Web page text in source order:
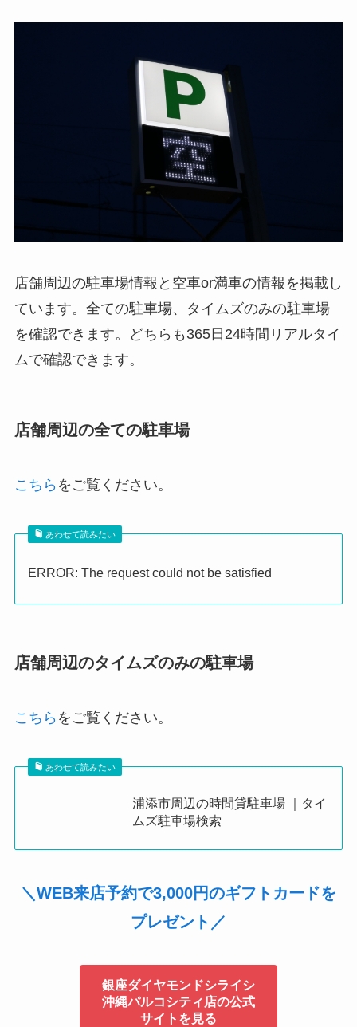
店舗周辺の駐車場情報と空車or満車の情報を掲載し
ています。全ての駐車場、タイムズのみの駐車場
を確認できます。どちらも 365日24時間リアルタイ
ムで確認できます。
店舗周辺の全ての駐車場
こちら をご覧ください。
あわせて読みたい
ERROR: The request could not be satisfied
店舗周辺のタイムズのみの駐車場
こちら をご覧ください。
あわせて読みたい
浦添市周辺の時間貸駐車場 ｜タイ
ムズ駐車場検索
＼WEB来店予約で3,000円のギフトカードを
プレゼント／
銀座ダイヤモンドシライシ
沖縄パルコシティ店の公式
サイトを見る